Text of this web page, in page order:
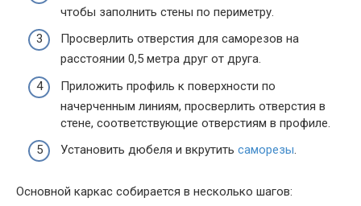
чтобы заполнить стены по периметру.
Просверлить отверстия для саморезов на
расстоянии 0,5 метра друг от друга.
Приложить профиль к поверхности по
начерченным линиям, просверлить отверстия в
стене, соответствующие отверстиям в профиле.
Установить дюбеля и вкрутить саморезы.
Основной каркас собирается в несколько шагов: